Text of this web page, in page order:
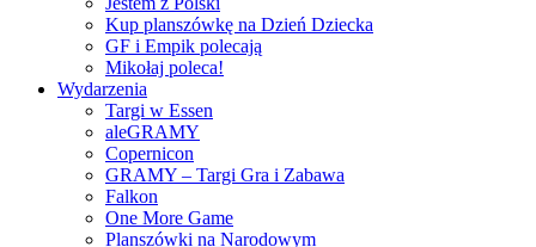
Kup planszówkę na Dzień Dziecka
GF i Empik polecają
Mikołaj poleca!
Wydarzenia
Targi w Essen
aleGRAMY
Copernicon
GRAMY – Targi Gra i Zabawa
Falkon
One More Game
Planszówki na Narodowym